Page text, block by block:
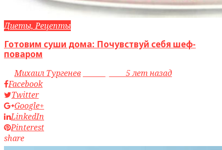
Диеты, Рецепты
Готовим суши дома: Почувствуй себя шеф-
поваром
byМихаил Тургенев
5 лет назад
Facebook
Twitter
Google+
LinkedIn
Pinterest
share